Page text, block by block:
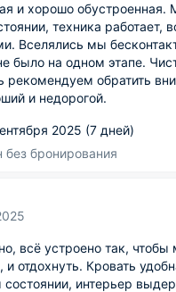
и хорошо обустроенная.
техника работает,
Вселялись мы
было на одном этапе.
рекомендуем обратить
и недорогой.
2025 (7 дней)
без бронирования
всё устроено так,
и отдохнуть. Кровать
интерьер